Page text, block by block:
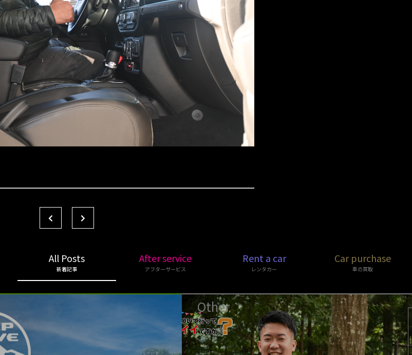
All Posts
新着記事
After service
アフターサービス
Rent a car
レンタカー
Car purchase
車の買取
Other